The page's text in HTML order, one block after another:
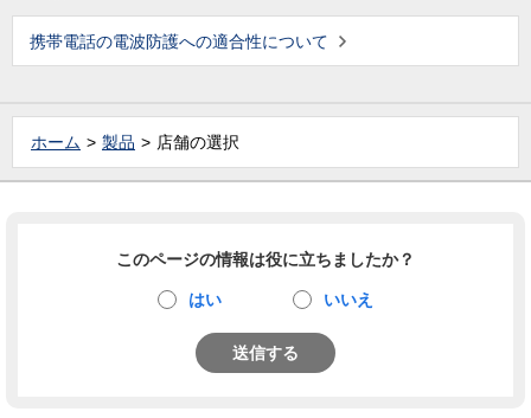
携帯電話の電波防護への適合性について
ホーム 製品 店舗の選択
このページの情報は役に立ちましたか？
はい いいえ
送信する